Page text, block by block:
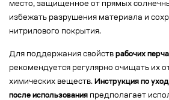
место, защищенное от прямых
избежать разрушения материала и
нитрилового покрытия.
Для поддержания свойств рабочих
рекомендуется регулярно очищать их
химических веществ. Инструкция по
после использования предполагает